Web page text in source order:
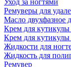
Уход за ногтями
Ремуверы для
Масло двухфазное
Крем для кутикулы
Крем для
Жидкости для
Жидкость для
Ремувер